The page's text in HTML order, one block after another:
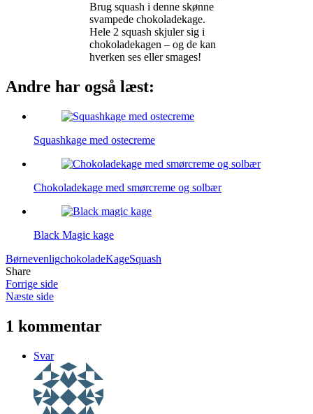
Brug squash i denne skønne
svampede chokoladekage.
Hele 2 squash skjuler sig i
chokoladekagen – og de kan
hverken ses eller smages!
Andre har også læst:
Squashkage med ostecreme
Chokoladekage med smørcreme og solbær
Black Magic kage
BørnevenligchokoladeKageSquash
Share
Forrige side
Næste side
1 kommentar
Svar